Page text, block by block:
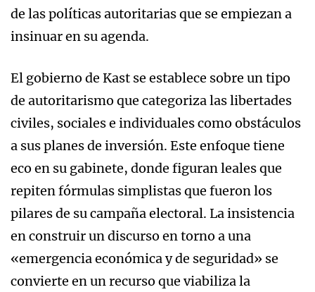
de las políticas autoritarias que se empiezan a
insinuar en su agenda.
El gobierno de Kast se establece sobre un tipo
de autoritarismo que categoriza las libertades
civiles, sociales e individuales como obstáculos
a sus planes de inversión. Este enfoque tiene
eco en su gabinete, donde figuran leales que
repiten fórmulas simplistas que fueron los
pilares de su campaña electoral. La insistencia
en construir un discurso en torno a una
«emergencia económica y de seguridad» se
convierte en un recurso que viabiliza la